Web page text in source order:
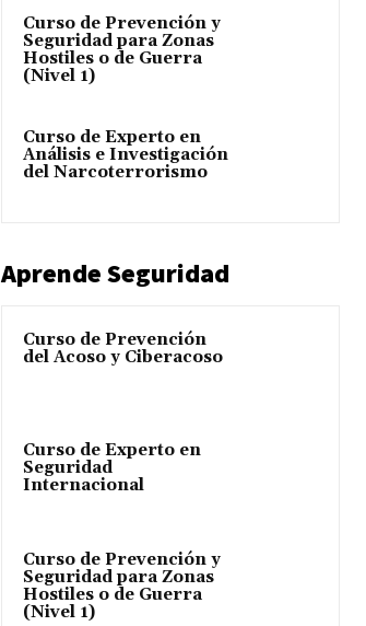
Curso de Prevención y
Seguridad para Zonas
Hostiles o de Guerra
(Nivel 1)
Curso de Experto en
Análisis e Investigación
del Narcoterrorismo
Aprende Seguridad
Curso de Prevención
del Acoso y Ciberacoso
Curso de Experto en
Seguridad
Internacional
Curso de Prevención y
Seguridad para Zonas
Hostiles o de Guerra
(Nivel 1)